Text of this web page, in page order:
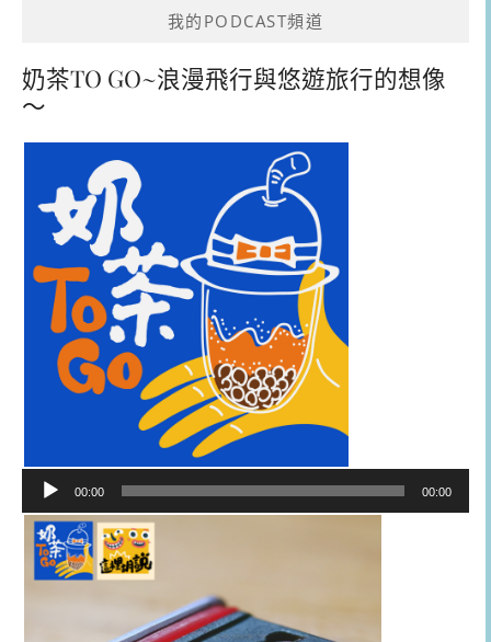
我的PODCAST頻道
奶茶TO GO~浪漫飛行與悠遊旅行的想像
～
播
器
00:00 00:00